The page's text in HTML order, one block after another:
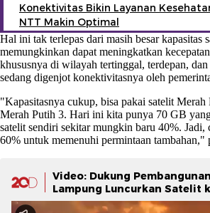
Konektivitas Bikin Layanan
NTT Makin Optimal
Hal ini tak terlepas dari masih besar kapasitas
memungkinkan dapat meningkatkan
khususnya di wilayah tertinggal, terdepan,
sedang digenjot konektivitasnya oleh
"Kapasitasnya cukup, bisa pakai satelit Merah
Merah Putih 3. Hari ini kita punya 70 GB
satelit sendiri sekitar mungkin baru 40%. Jadi,
60% untuk memenuhi permintaan tambahan,"
Video: Dukung
Lampung Luncurkan Satelit